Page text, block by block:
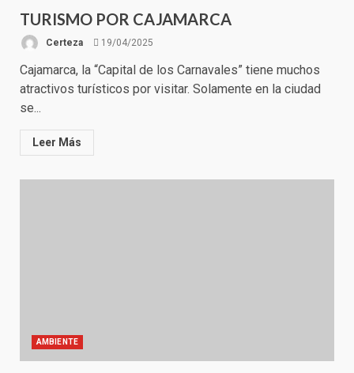
TURISMO POR CAJAMARCA
Certeza 19/04/2025
Cajamarca, la “Capital de los Carnavales” tiene muchos
atractivos turísticos por visitar. Solamente en la ciudad
se...
Leer Más
AMBIENTE